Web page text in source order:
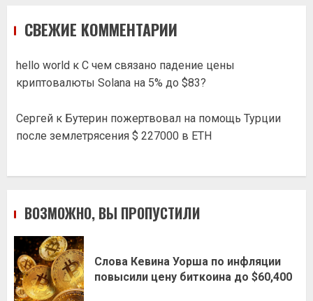
СВЕЖИЕ КОММЕНТАРИИ
hello world к С чем связано падение цены
криптовалюты Solana на 5% до $83?
Сергей к Бутерин пожертвовал на помощь Турции
после землетрясения $ 227000 в ETH
ВОЗМОЖНО, ВЫ ПРОПУСТИЛИ
Слова Кевина Уорша по инфляции
повысили цену биткоина до $60,400